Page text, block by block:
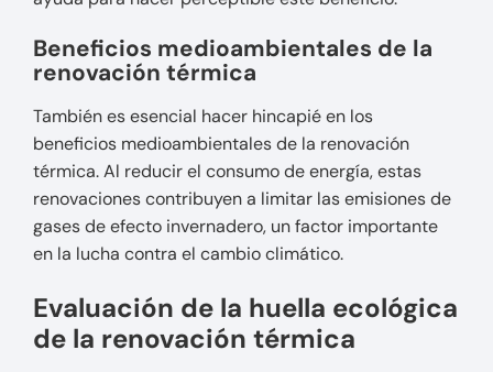
Beneficios medioambientales de la
renovación térmica
También es esencial hacer hincapié en los
beneficios medioambientales de la renovación
térmica. Al reducir el consumo de energía, estas
renovaciones contribuyen a limitar las emisiones de
gases de efecto invernadero, un factor importante
en la lucha contra el cambio climático.
Evaluación de la huella ecológica
de la renovación térmica